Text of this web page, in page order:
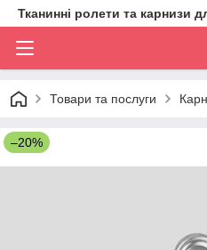
Тканинні ролети та карнизи
Товари та послуги
–20%